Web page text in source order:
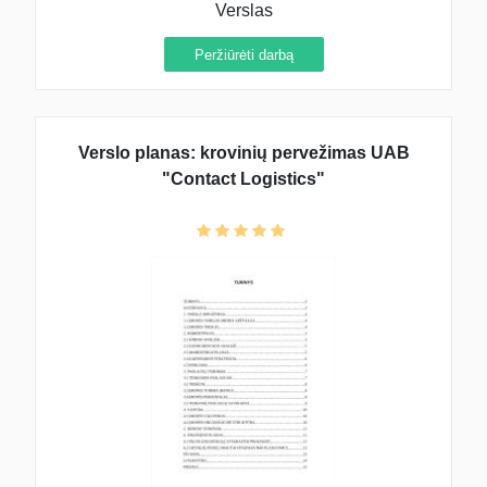
Verslas
Peržiūrėti darbą
Verslo planas: krovinių pervežimas UAB
"Contact Logistics"